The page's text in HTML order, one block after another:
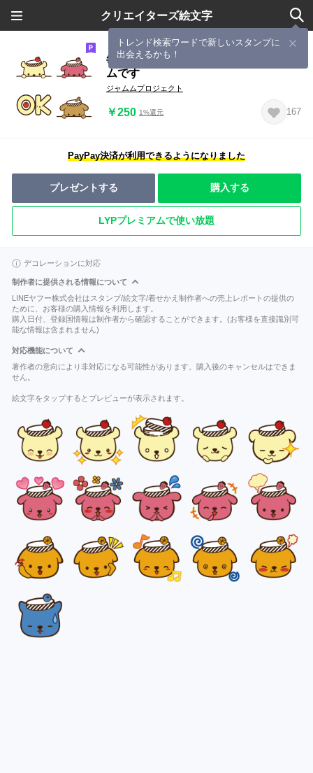
クリエイターズ絵文字
トレンド検索ワードで新しいスタンプに
出会えるかも！
毎日使えるジャムから生まれたジャム
ムです
ジャムムプロジェクト
￥250 1%還元 167
PayPay決済が利用できるようになりました
プレゼントする 購入する
LYPプレミアムで使い放題
デコレーションに対応
制作者に提供される情報について
LINEヤフー株式会社はスタンプ/絵文字/着せかえ制作者への売上レポートの提供の
ために、お客様の購入情報を利用します。
購入日付、登録国情報は制作者から確認することができます。(お客様を直接識別可
能な情報は含まれません)
対応機能について
著作者の意向により非対応になる可能性があります。購入後のキャンセルはできま
せん。
絵文字をタップするとプレビューが表示されます。